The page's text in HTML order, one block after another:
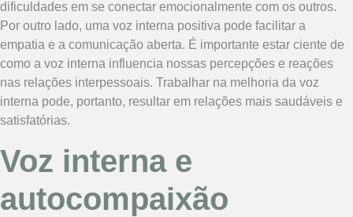
dificuldades em se conectar emocionalmente com os outros.
Por outro lado, uma voz interna positiva pode facilitar a
empatia e a comunicação aberta. É importante estar ciente de
como a voz interna influencia nossas percepções e reações
nas relações interpessoais. Trabalhar na melhoria da voz
interna pode, portanto, resultar em relações mais saudáveis e
satisfatórias.
Voz interna e
autocompaixão